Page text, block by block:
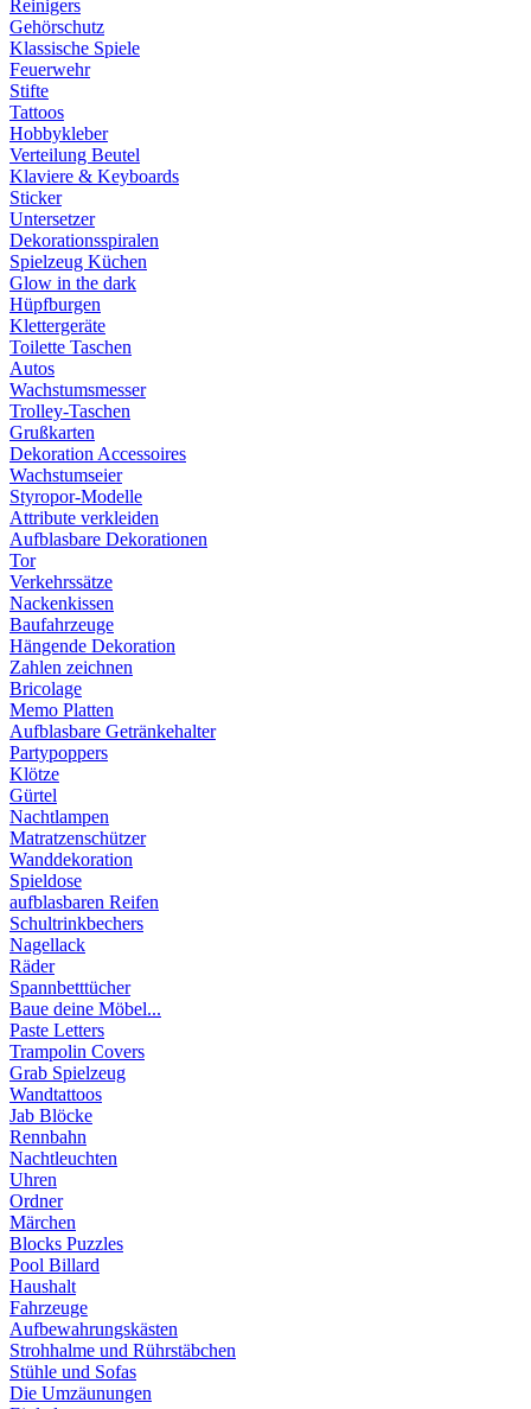
Reinigers
Gehörschutz
Klassische Spiele
Feuerwehr
Stifte
Tattoos
Hobbykleber
Verteilung Beutel
Klaviere & Keyboards
Sticker
Untersetzer
Dekorationsspiralen
Spielzeug Küchen
Glow in the dark
Hüpfburgen
Klettergeräte
Toilette Taschen
Autos
Wachstumsmesser
Trolley-Taschen
Grußkarten
Dekoration Accessoires
Wachstumseier
Styropor-Modelle
Attribute verkleiden
Aufblasbare Dekorationen
Tor
Verkehrssätze
Nackenkissen
Baufahrzeuge
Hängende Dekoration
Zahlen zeichnen
Bricolage
Memo Platten
Aufblasbare Getränkehalter
Partypoppers
Klötze
Gürtel
Nachtlampen
Matratzenschützer
Wanddekoration
Spieldose
aufblasbaren Reifen
Schultrinkbechers
Nagellack
Räder
Spannbetttücher
Baue deine Möbel...
Paste Letters
Trampolin Covers
Grab Spielzeug
Wandtattoos
Jab Blöcke
Rennbahn
Nachtleuchten
Uhren
Ordner
Märchen
Blocks Puzzles
Pool Billard
Haushalt
Fahrzeuge
Aufbewahrungskästen
Strohhalme und Rührstäbchen
Stühle und Sofas
Die Umzäunungen